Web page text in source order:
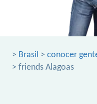
> Brasil > conocer
> friends Alagoas